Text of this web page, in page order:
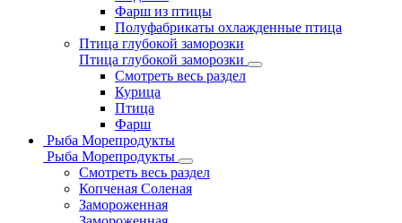
Фарш из птицы
Полуфабрикаты охлажденные птица
Птица глубокой заморозки
Птица глубокой заморозки
Смотреть весь раздел
Курица
Птица
Фарш
Рыба Морепродукты
Рыба Морепродукты
Смотреть весь раздел
Копченая Соленая
Замороженная